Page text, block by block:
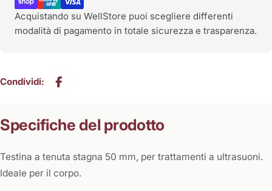
Acquistando su WellStore puoi scegliere differenti
modalità di pagamento in totale sicurezza e trasparenza.
Condividi:
Specifiche del prodotto
Testina a tenuta stagna 50 mm, per trattamenti a ultrasuoni.
Ideale per il corpo.